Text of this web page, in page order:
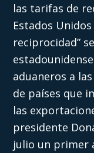
las tarifas de
Estados
reciprocidad”
aduaneros a
de países que
las
presidente
julio un primer